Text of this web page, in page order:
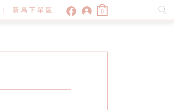
新馬下單區 0